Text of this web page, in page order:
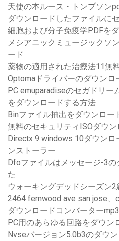
天使の本ルース・トンプソン
ダウンロードしたファイルに
細胞および分子免疫学PDFを
メシアニックミュージックソ
ード
薬物の適用された治療法11無
Optomaドライバーのダウンロ
PC emuparadiseのセガドリー
をダウンロードする方法
Binファイル抽出をダウンロー
無料のセキュリティISOダウン
Directx 9 windows 10ダウン
ンストーラー
Dfoファイルはメッセージ-3
た
ウォーキングデッドシーズン
2464 fernwood ave san jose、
ダウンロードコンバーター
PC用のあらゆる回路をダウン
Nvseバージョン5.0b3のダウ